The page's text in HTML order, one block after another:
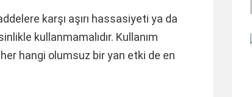
karşı aşırı hassasiyeti ya da
kullanmamalıdır. Kullanım
hangi olumsuz bir yan etki de en